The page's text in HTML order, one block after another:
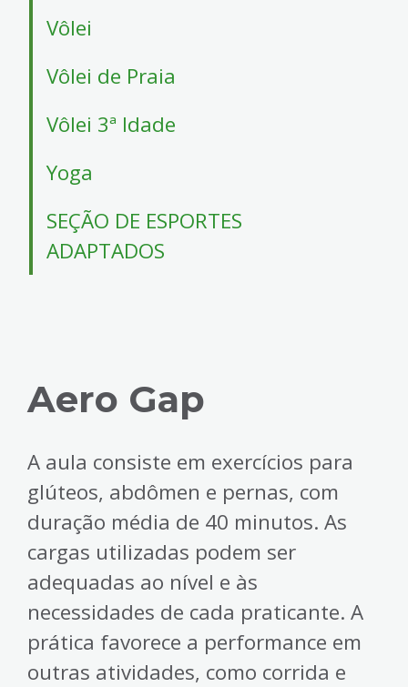
Vôlei
Vôlei de Praia
Vôlei 3ª Idade
Yoga
SEÇÃO DE ESPORTES
ADAPTADOS
Aero Gap
A aula consiste em exercícios para
glúteos, abdômen e pernas, com
duração média de 40 minutos. As
cargas utilizadas podem ser
adequadas ao nível e às
necessidades de cada praticante. A
prática favorece a performance em
outras atividades, como corrida e